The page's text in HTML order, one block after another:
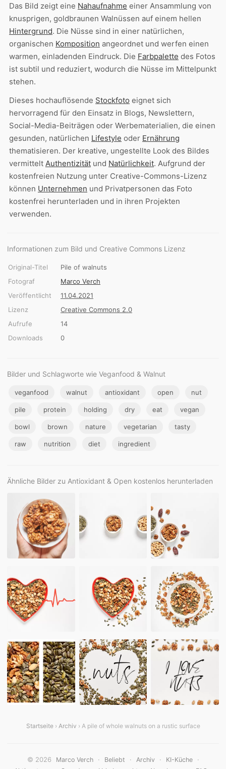
Das Bild zeigt eine Nahaufnahme einer Ansammlung von
knusprigen, goldbraunen Walnüssen auf einem hellen
Hintergrund. Die Nüsse sind in einer natürlichen,
organischen Komposition angeordnet und werfen einen
warmen, einladenden Eindruck. Die Farbpalette des Fotos
ist subtil und reduziert, wodurch die Nüsse im Mittelpunkt
stehen.
Dieses hochauflösende Stockfoto eignet sich
hervorragend für den Einsatz in Blogs, Newslettern,
Social-Media-Beiträgen oder Werbematerialien, die einen
gesunden, natürlichen Lifestyle oder Ernährung
thematisieren. Der kreative, ungestellte Look des Bildes
vermittelt Authentizität und Natürlichkeit. Aufgrund der
kostenfreien Nutzung unter Creative-Commons-Lizenz
können Unternehmen und Privatpersonen das Foto
kostenfrei herunterladen und in ihren Projekten
verwenden.
Informationen zum Bild und Creative Commons Lizenz
Original-Titel
Pile of walnuts
Fotograf
Marco Verch
Veröffentlicht
11.04.2021
Lizenz
Creative Commons 2.0
Aufrufe
14
Downloads
0
Bilder und Schlagworte wie Veganfood & Walnut
veganfood walnut antioxidant open nut
pile protein holding dry eat vegan
bowl brown nature vegetarian tasty
raw nutrition diet ingredient
Ähnliche Bilder zu Antioxidant & Open kostenlos herunterladen
Startseite› Archiv › A pile of whole walnuts on a rustic surface
© 2026 Marco Verch · Beliebt · Archiv · KI-Küche ·